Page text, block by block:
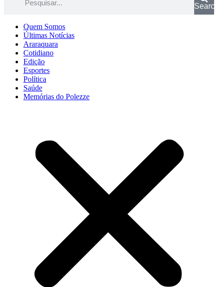
Quem Somos
Últimas Notícias
Araraquara
Cotidiano
Edição
Esportes
Política
Saúde
Memórias do Polezze